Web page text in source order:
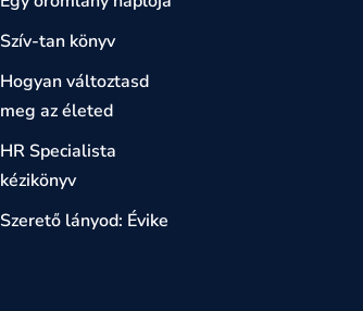
Szív-tan könyv
Hogyan változtasd
meg az életed
HR Specialista
kézikönyv
Szerető lányod: Évike